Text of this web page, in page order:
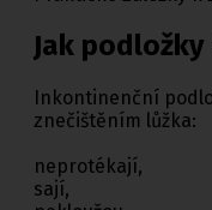
Jak
Inkontinenční
znečištěním lůžka:
neprotékají,
sají,